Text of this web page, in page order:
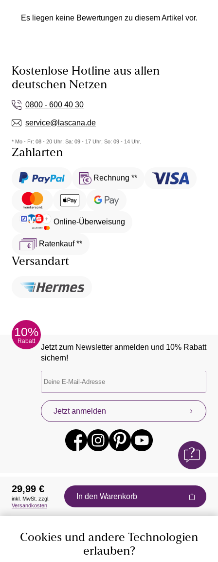
Es liegen keine Bewertungen zu diesem Artikel vor.
Kostenlose Hotline aus allen
deutschen Netzen
0800 - 600 40 30
service@lascana.de
* Mo - Fr: 08 - 20 Uhr; Sa: 09 - 17 Uhr; So: 09 - 14 Uhr.
Zahlarten
Rechnung **
Online-Überweisung
Ratenkauf **
Versandart
10%
Rabatt
Jetzt zum Newsletter anmelden und 10% Rabatt
sichern!
Jetzt anmelden
Auszeichnungen
29,99 €
inkl. MwSt. zzgl.
Versandkosten
In den Warenkorb
Cookies und andere Technologien
erlauben?